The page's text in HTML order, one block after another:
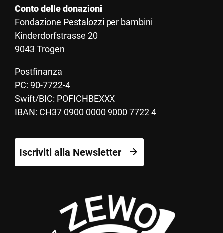
Conto delle donazioni
Fondazione Pestalozzi per bambini
Kinderdorfstrasse 20
9043 Trogen
Postfinanza
PC: 90-7722-4
Swift/BIC: POFICHBEXXX
IBAN: CH37 0900 0000 9000 7722 4
Iscriviti alla Newsletter